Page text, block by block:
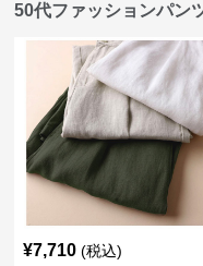
50代ファッションパン
¥7,710 (税込)